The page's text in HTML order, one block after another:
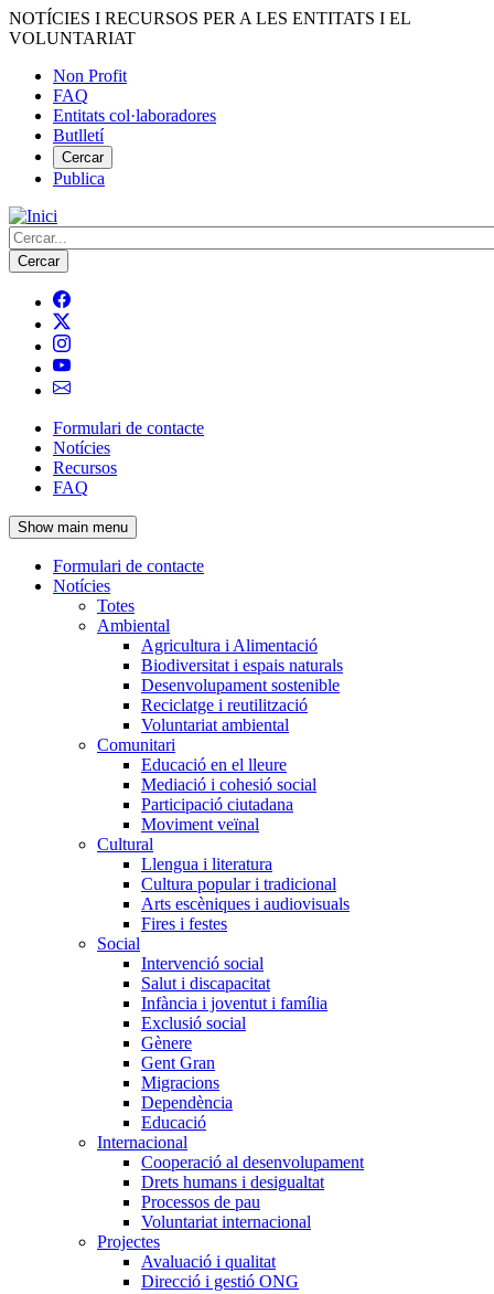
Vés
al
NOTÍCIES I RECURSOS PER A LES ENTITATS I EL
VOLUNTARIAT
Menú
del
compte
d'usuari
Non Profit
FAQ
Entitats col·laboradores
Butlletí
Cercar
Publica
Cerca
Navegació
principal
de
l'encapçalament
Formulari de contacte
Notícies
Recursos
FAQ
Show main menu
Navegació
principal
Formulari de contacte
Notícies
Totes
Ambiental
Agricultura i Alimentació
Biodiversitat i espais naturals
Desenvolupament sostenible
Reciclatge i reutilització
Voluntariat ambiental
Comunitari
Educació en el lleure
Mediació i cohesió social
Participació ciutadana
Moviment veïnal
Cultural
Llengua i literatura
Cultura popular i tradicional
Arts escèniques i audiovisuals
Fires i festes
Social
Intervenció social
Salut i discapacitat
Infància i joventut i família
Exclusió social
Gènere
Gent Gran
Migracions
Dependència
Educació
Internacional
Cooperació al desenvolupament
Drets humans i desigualtat
Processos de pau
Voluntariat internacional
Projectes
Avaluació i qualitat
Direcció i gestió ONG